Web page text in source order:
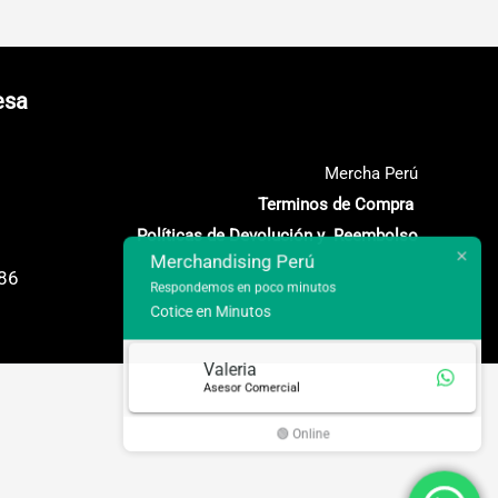
Mercha Perú
Terminos de Compra
Políticas de Devolución y Reembolso
Merchandising Perú
Respondemos en poco minutos
Cotice en Minutos
Valeria
Asesor Comercial
🟢 Online